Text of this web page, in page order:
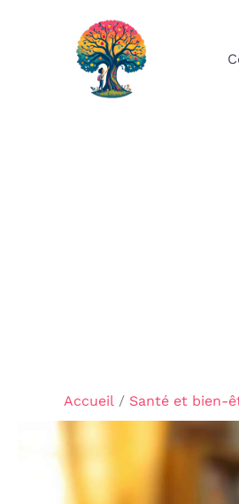
Accueil Santé et bien-